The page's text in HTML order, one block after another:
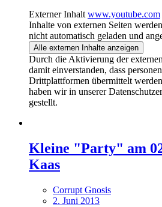
Externer Inhalt www.youtube.com
Inhalte von externen Seiten
nicht automatisch geladen und
Alle externen Inhalte anzeigen
Durch die Aktivierung der
damit einverstanden, dass
Drittplattformen übermittelt
haben wir in unserer
gestellt.
Kleine "Party" am
Kaas
Corrupt Gnosis
2. Juni 2013